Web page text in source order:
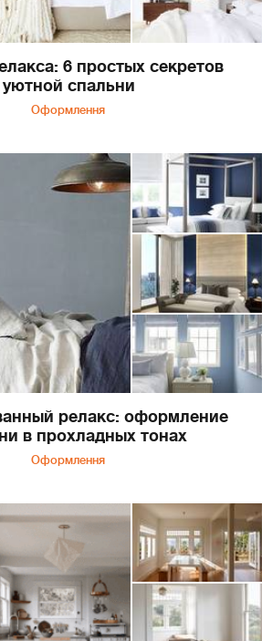
6 простых секретов
уютной спальни
Оформлення
релакс: оформление
в прохладных тонах
Оформлення